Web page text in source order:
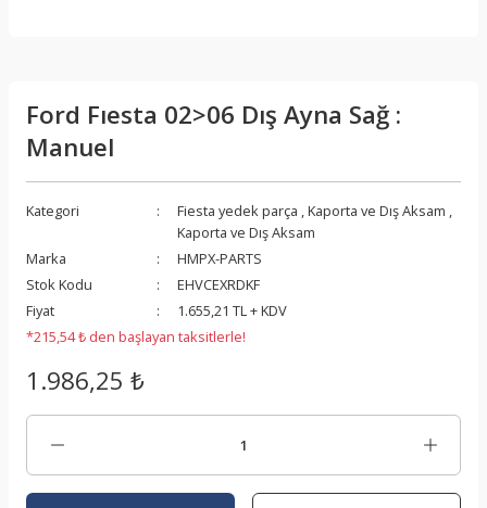
Ford Fıesta 02>06 Dış Ayna Sağ :
Manuel
Kategori Fiesta yedek parça ,Kaporta ve Dış Aksam ,
Kaporta ve Dış Aksam
Marka
HMPX-PARTS
Stok Kodu
EHVCEXRDKF
Fiyat
1.655,21 TL + KDV
*215,54 ₺ den başlayan taksitlerle!
1.986,25 ₺